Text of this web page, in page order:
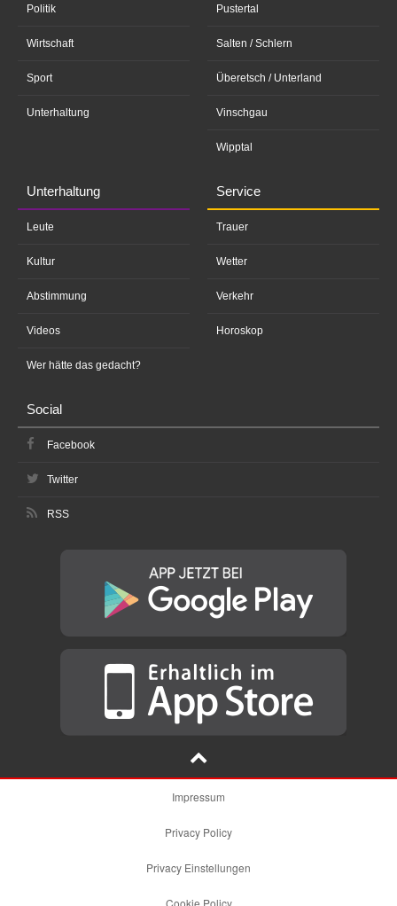
Politik
Wirtschaft
Sport
Unterhaltung
Pustertal
Salten / Schlern
Überetsch / Unterland
Vinschgau
Wipptal
Unterhaltung
Leute
Kultur
Abstimmung
Videos
Wer hätte das gedacht?
Service
Trauer
Wetter
Verkehr
Horoskop
Social
Facebook
Twitter
RSS
Impressum
Privacy Policy
Privacy Einstellungen
Cookie Policy